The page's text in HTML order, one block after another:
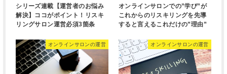
シリーズ連載【運営者のお悩み
解決】ココがポイント！リスキ
リングサロン運営必須3箇条
オンラインサロンでの”学び”が
これからのリスキリングを先導
すると言えるこれだけの”理由”
オンラインサロンの運営 オンラインサロンの運営